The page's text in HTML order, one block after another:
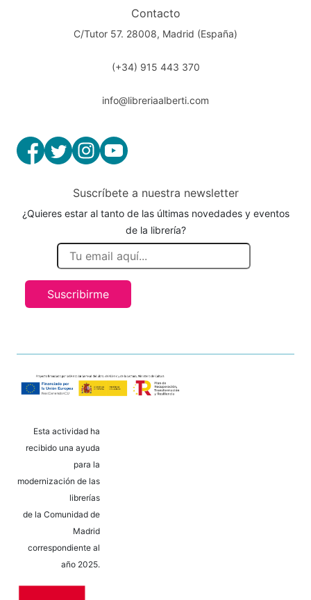
Contacto
C/Tutor 57. 28008, Madrid (España)
(+34) 915 443 370
info@libreriaalberti.com
Suscríbete a nuestra newsletter
¿Quieres estar al tanto de las últimas novedades y eventos
de la librería?
Suscribirme
Esta actividad ha
recibido una ayuda
para la
modernización de las
librerías
de la Comunidad de
Madrid
correspondiente al
año 2025.